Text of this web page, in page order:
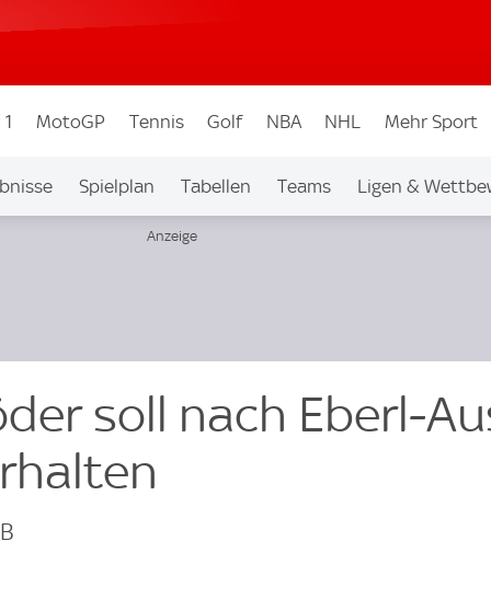
MotoGP Tennis Golf NBA NHL Mehr Sport
Spielplan Tabellen Teams Ligen &
soll nach Eberl-